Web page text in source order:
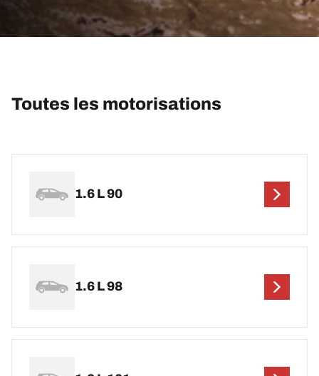
Toutes les motorisations
1.6 L 90
1.6 L 98